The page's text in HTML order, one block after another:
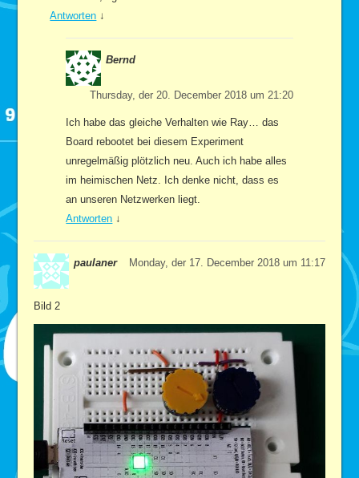
Antworten ↓
Bernd
Thursday, der 20. December 2018 um 21:20
Ich habe das gleiche Verhalten wie Ray… das
Board rebootet bei diesem Experiment
unregelmäßig plötzlich neu. Auch ich habe alles
im heimischen Netz. Ich denke nicht, dass es
an unseren Netzwerken liegt.
Antworten ↓
paulaner Monday, der 17. December 2018 um 11:17
Bild 2